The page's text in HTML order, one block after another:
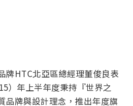
牌HTC北亞區總經理董俊良表
）年上半年度秉持『世界之
品牌與設計理念，推出年度旗